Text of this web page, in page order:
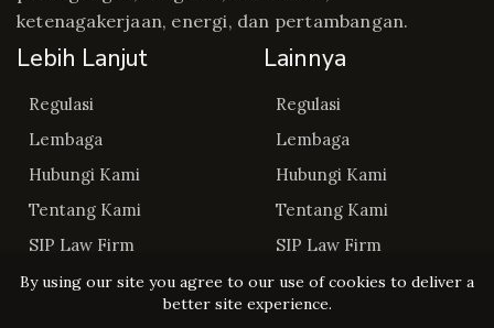
ketenagakerjaan, energi, dan pertambangan.
Lebih Lanjut
Regulasi
Lembaga
Hubungi Kami
Tentang Kami
SIP Law Firm
Lainnya
Regulasi
Lembaga
Hubungi Kami
Tentang Kami
SIP Law Firm
By using our site you agree to our use of cookies to deliver a
better site experience.